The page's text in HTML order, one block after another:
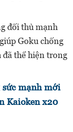
đối thủ mạnh
Goku chống
đã thể hiện trong
sức mạnh mới
Kaioken x20